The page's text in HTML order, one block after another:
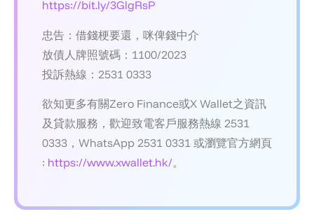
https://bit.ly/3GlgRsP
忠告：借錢梗要還，咪俾錢中介
放債人牌照號碼：1100/2023
投訴熱線：2531 0333
欲知更多有關Zero Finance或X Wallet之資訊
及貸款服務，歡迎致電客戶服務熱線 2531
0333，WhatsApp 2531 0331 或瀏覽官方網頁
: https://www.xwallet.hk/。